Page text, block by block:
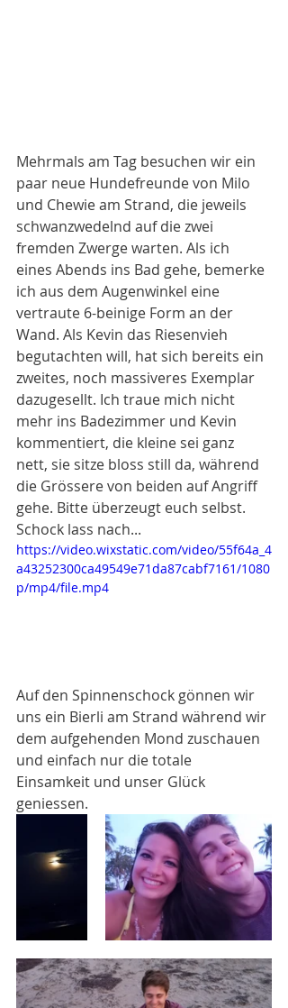
Mehrmals am Tag besuchen wir ein
paar neue Hundefreunde von Milo
und Chewie am Strand, die jeweils
schwanzwedelnd auf die zwei
fremden Zwerge warten. Als ich
eines Abends ins Bad gehe, bemerke
ich aus dem Augenwinkel eine
vertraute 6-beinige Form an der
Wand. Als Kevin das Riesenvieh
begutachten will, hat sich bereits ein
zweites, noch massiveres Exemplar
dazugesellt. Ich traue mich nicht
mehr ins Badezimmer und Kevin
kommentiert, die kleine sei ganz
nett, sie sitze bloss still da, während
die Grössere von beiden auf Angriff
gehe. Bitte überzeugt euch selbst.
Schock lass nach...
https://video.wixstatic.com/video/55f64a_4
a43252300ca49549e71da87cabf7161/1080
p/mp4/file.mp4
Auf den Spinnenschock gönnen wir
uns ein Bierli am Strand während wir
dem aufgehenden Mond zuschauen
und einfach nur die totale
Einsamkeit und unser Glück
geniessen.